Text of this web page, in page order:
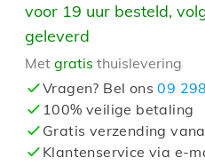
voor 19 uur besteld,
geleverd
Met gratis thuislevering
Vragen? Bel ons09
100% veilige betaling
Gratis verzending
Klantenservice via e-